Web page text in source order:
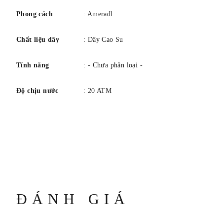
Phong cách : Ameradl
Chất liệu dây : Dây Cao Su
Tính năng : - Chưa phân loại -
Độ chịu nước : 20 ATM
ĐÁNH GIÁ